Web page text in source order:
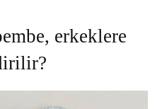
erkeklere